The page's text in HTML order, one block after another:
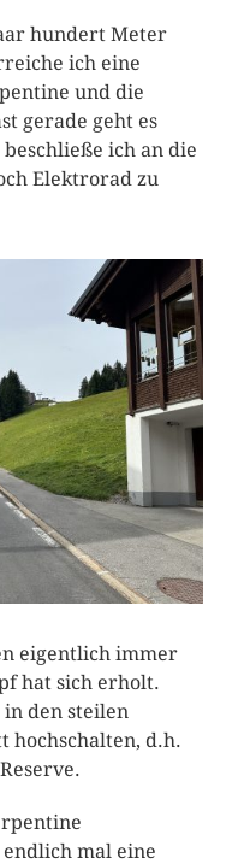
hundert Meter
ich eine
und die
gerade geht es
ich an die
Elektrorad zu
eigentlich immer
hat sich erholt.
den steilen
hochschalten, d.h.
mal eine